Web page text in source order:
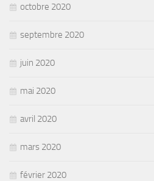
octobre 2020
septembre 2020
juin 2020
mai 2020
avril 2020
mars 2020
février 2020